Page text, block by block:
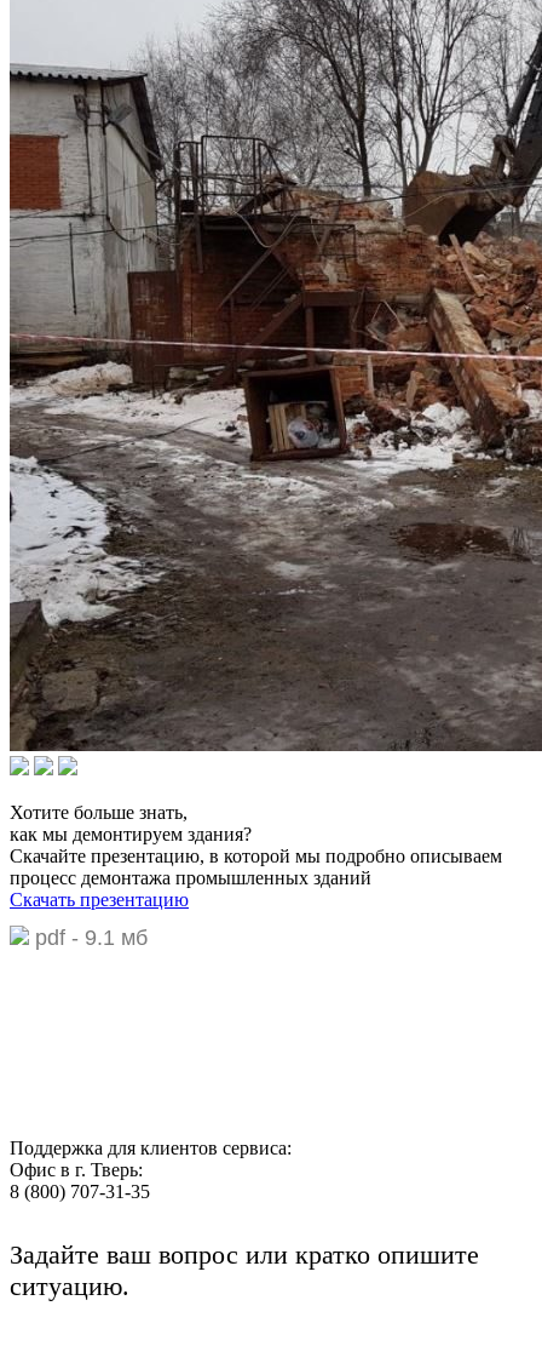
Хотите больше знать,
как мы демонтируем здания?
Скачайте презентацию, в которой мы подробно описываем
процесс демонтажа промышленных зданий
Скачать презентацию
pdf - 9.1 мб
Поддержка для клиентов сервиса:
Офис в г. Тверь:
8 (800) 707-31-35
Задайте ваш вопрос или кратко опишите
ситуацию.